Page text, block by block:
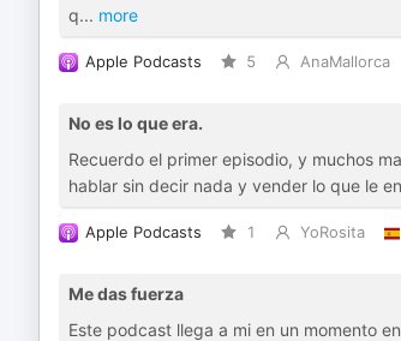
q... more
Apple Podcasts 5 AnaMallorca
No es lo que era.
Recuerdo el primer episodio, y muchos
hablar sin decir nada y vender lo que le
Apple Podcasts 1 YoRosita
Me das fuerza
Este podcast llega a mi en un momento